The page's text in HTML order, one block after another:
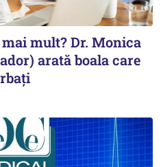
mult? Dr. Monica
arată boala care